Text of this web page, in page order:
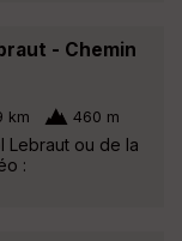
- Chemin
km 460 m
Lebraut ou de la
: